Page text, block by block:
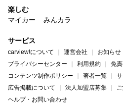
楽しむ
マイカー
みんカラ
サービス
carview!について 運営会社 お知らせ
プライバシーセンター
利用規約
免
コンテンツ制作ポリシー
著者一覧
広告掲載について
法人加盟店募集
ヘルプ・お問い合わせ